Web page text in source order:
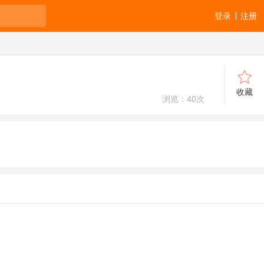
注册
登录
浏览： 40次
收藏